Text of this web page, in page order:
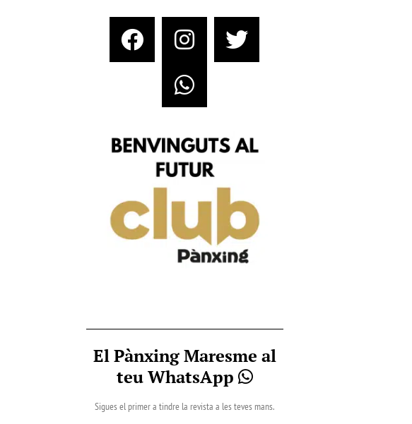
El Pànxing Maresme al
teu WhatsApp
Sigues el primer a tindre la revista a les teves mans.